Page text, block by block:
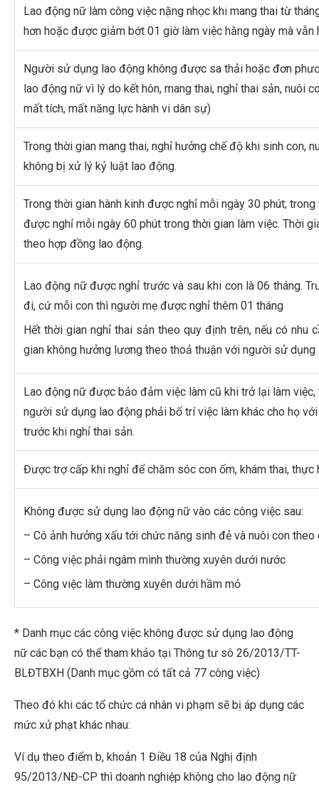
Lao động nữ làm công việc nặng nhọc khi mang thai từ
hơn hoặc được giảm bớt 01 giờ làm việc hằng ngày mà
Người sử dụng lao động không được sa thải hoặc đơn
lao động nữ vì lý do kết hôn, mang thai, nghỉ thai sản, nuôi
mất tích, mất năng lực hành vi dân sự)
Trong thời gian mang thai, nghỉ hưởng chế độ khi sinh con,
không bị xử lý kỷ luật lao động.
Trong thời gian hành kinh được nghỉ mỗi ngày 30 phút;
được nghỉ mỗi ngày 60 phút trong thời gian làm việc. Thời
theo hợp đồng lao động.
Lao động nữ được nghỉ trước và sau khi con là 06 tháng.
đi, cứ mỗi con thì người mẹ được nghỉ thêm 01 tháng
Hết thời gian nghỉ thai sản theo quy định trên, nếu có nhu
gian không hưởng lương theo thoả thuận với người sử dụng
Lao động nữ được bảo đảm việc làm cũ khi trở lại làm
người sử dụng lao động phải bố trí việc làm khác cho họ
trước khi nghỉ thai sản.
Được trợ cấp khi nghỉ để chăm sóc con ốm, khám thai, thực
Không được sử dụng lao động nữ vào các công việc sau:
– Có ảnh hưởng xấu tới chức năng sinh đẻ và nuôi con theo
– Công việc phải ngâm mình thường xuyên dưới nước
– Công việc làm thường xuyên dưới hầm mỏ
* Danh mục các công việc không được sử dụng lao động
nữ các bạn có thể tham khảo tại Thông tư sô 26/2013/TT-
BLĐTBXH (Danh mục gồm có tất cả 77 công việc)
Theo đó khi các tổ chức cá nhân vi phạm sẽ bị áp dụng các
mức xử phạt khác nhau:
Ví dụ theo điểm b, khoản 1 Điều 18 của Nghị định
95/2013/NĐ-CP thì doanh nghiệp không cho lao động nữ